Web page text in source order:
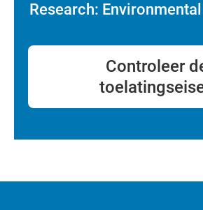
Research:
Controleer